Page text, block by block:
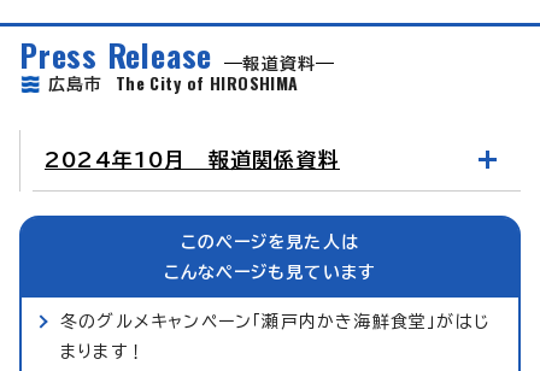
Press Release
報道資料
広島市 The City of HIROSHIMA
2024年10月 報道関係資料
このページを見た人は
こんなページも見ています
冬のグルメキャンペーン「瀬戸内かき海鮮食堂」がはじ
まります！